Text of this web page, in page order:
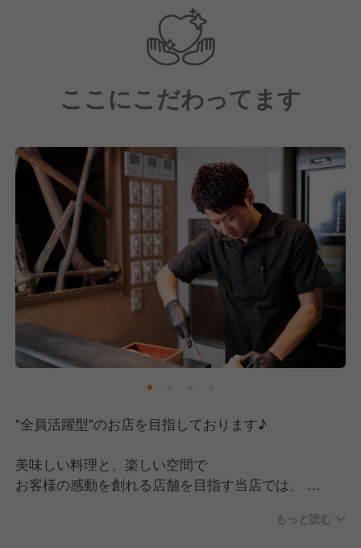
より良いお店、よりお客様に喜んでいただく事を目指
より美味しい料理を追求すると、自然と食材の事、飲
食業の事に詳しくなります!
そこを突き詰めていく事で、1からお店を創り、繁盛
チャンスに貪欲に、どんどんキャリアアップを目指し
ていく事をやりがいに、スタッフ一丸となって日々取
り組んでおります!!
ここにこだわってます
"全員活躍型"のお店を目指しております♪
美味しい料理と、楽しい空間で
お客様の感動を創れる店舗を目指す当店では、
日々どうやったら感動を創れるのかみんなで考えてい
もっと読む